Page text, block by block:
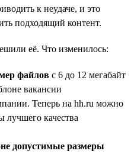
к неудаче, и это
подходящий контент.
её. Что изменилось:
файлов с 6 до 12 мегабайт
вакансии
Теперь на hh.ru можно
лучшего качества
допустимые размеры